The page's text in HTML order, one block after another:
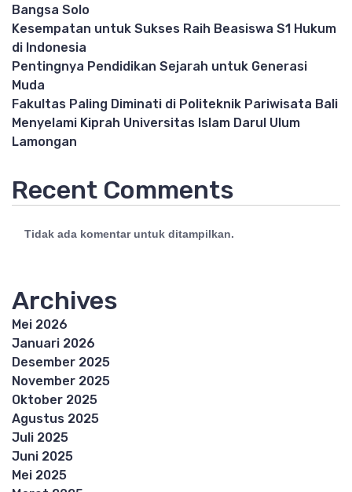
Bangsa Solo
Kesempatan untuk Sukses Raih Beasiswa S1 Hukum
di Indonesia
Pentingnya Pendidikan Sejarah untuk Generasi
Muda
Fakultas Paling Diminati di Politeknik Pariwisata Bali
Menyelami Kiprah Universitas Islam Darul Ulum
Lamongan
Recent Comments
Tidak ada komentar untuk ditampilkan.
Archives
Mei 2026
Januari 2026
Desember 2025
November 2025
Oktober 2025
Agustus 2025
Juli 2025
Juni 2025
Mei 2025